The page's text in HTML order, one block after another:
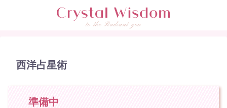
西洋占星術
準備中